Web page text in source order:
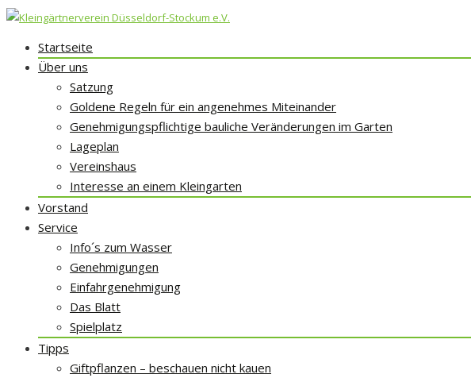
Skip
Startseite
Über uns
Satzung
Goldene Regeln für ein angenehmes Miteinander
Genehmigungspflichtige bauliche Veränderungen im Garten
Lageplan
Vereinshaus
Interesse an einem Kleingarten
Vorstand
Service
Info´s zum Wasser
Genehmigungen
Einfahrgenehmigung
Das Blatt
Spielplatz
Tipps
Giftpflanzen – beschauen nicht kauen